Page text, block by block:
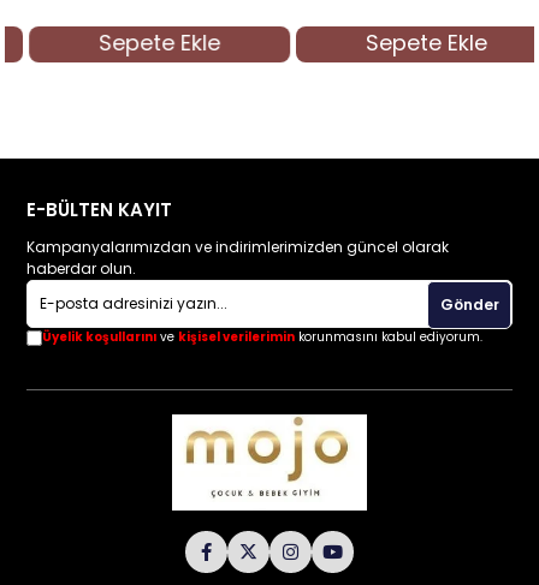
Sepete Ekle Sepete Ekle
E-BÜLTEN KAYIT
Kampanyalarımızdan ve indirimlerimizden güncel olarak
haberdar olun.
Gönder
Üyelik koşullarını ve kişisel verilerimin korunmasını kabul ediyorum.